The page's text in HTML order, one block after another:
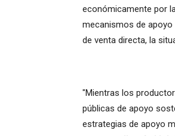
económicamente por
mecanismos de
de venta directa, la
"Mientras los
públicas de apoyo
estrategias de apoyo